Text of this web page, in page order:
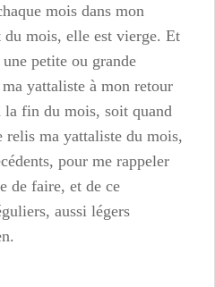
mois dans mon
mois, elle est vierge. Et
petite ou grande
yattaliste à mon retour
la fin du mois, soit quand
relis ma yattaliste du mois,
pour me rappeler
de faire, et de ce
aussi légers